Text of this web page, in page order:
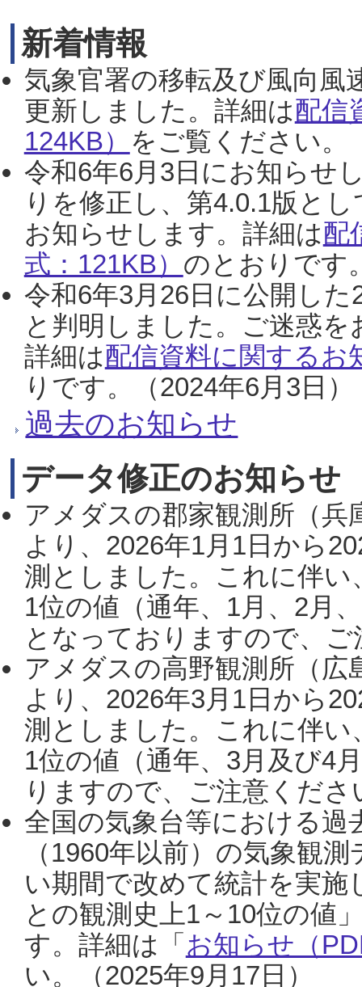
新着情報
気象官署の移転及び風向風
更新しました。詳細は配信
124KB） をご覧ください。
令和6年6月3日にお知らせ
りを修正し、第4.0.1版と
お知らせします。詳細は配
式：121KB） のとおりです
令和6年3月26日に公開し
と判明しました。ご迷惑
詳細は配信資料に関するお
りです。（2024年6月3日）
過去のお知らせ
データ修正のお知らせ
アメダスの郡家観測所（
より、2026年1月1日から
測としました。これに伴い
1位の値（通年、1月、2月
となっておりますので、
アメダスの高野観測所（
より、2026年3月1日から
測としました。これに伴い
1位の値（通年、3月及び4
りますので、ご注意くだ
全国の気象台等における過
（1960年以前）の気象観
い期間で改めて統計を実
との観測史上1～10位の値
す。詳細は「 お知らせ（
い。（2025年9月17日）